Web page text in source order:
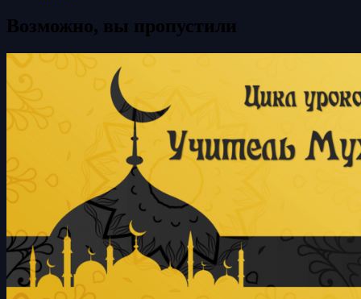
Возможно, вы пропустили